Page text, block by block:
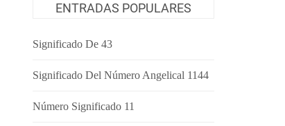
ENTRADAS POPULARES
Significado De 43
Significado Del Número Angelical 1144
Número Significado 11